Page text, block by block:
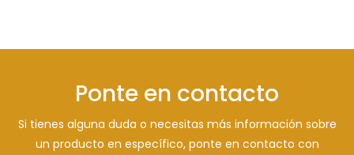
Ponte en contacto
Si tienes alguna duda o necesitas más información sobre
un producto en específico, ponte en contacto con